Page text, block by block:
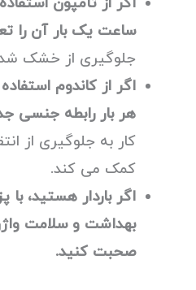
ساعت یک بار آن را
جلوگیری از خشک
اگر از کاندوم
هر بار رابطه جنسی
کار به جلوگیری از
کمک می کند.
اگر باردار هستید،
بهداشت و سلامت
صحبت کنید.